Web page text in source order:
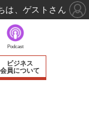
ビジネス
会員について
Podcast
は、ゲストさん